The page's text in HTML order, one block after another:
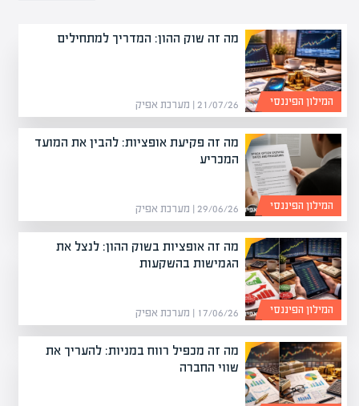
מה זה שוק ההון: המדריך למתחילים
21/07/26 | מערכת אפיק המילון הפיננסי
מה זה פקיעת אופציות: להבין את המועד
המכריע
29/06/26 | מערכת אפיק המילון הפיננסי
מה זה אופציות בשוק ההון: לנצל את
הגמישות בהשקעות
17/06/26 | מערכת אפיק המילון הפיננסי
מה זה מכפיל רווח במניות: להעריך את
שווי החברה